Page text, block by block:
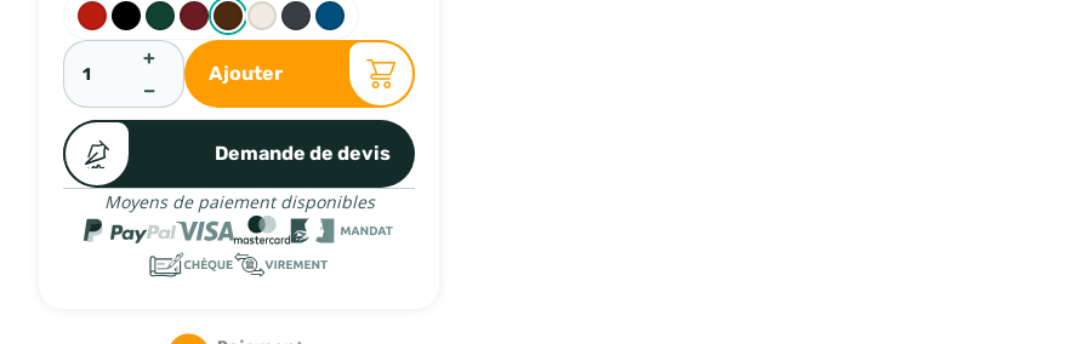
+
−
Ajouter
Demande de devis
Moyens de paiement disponibles